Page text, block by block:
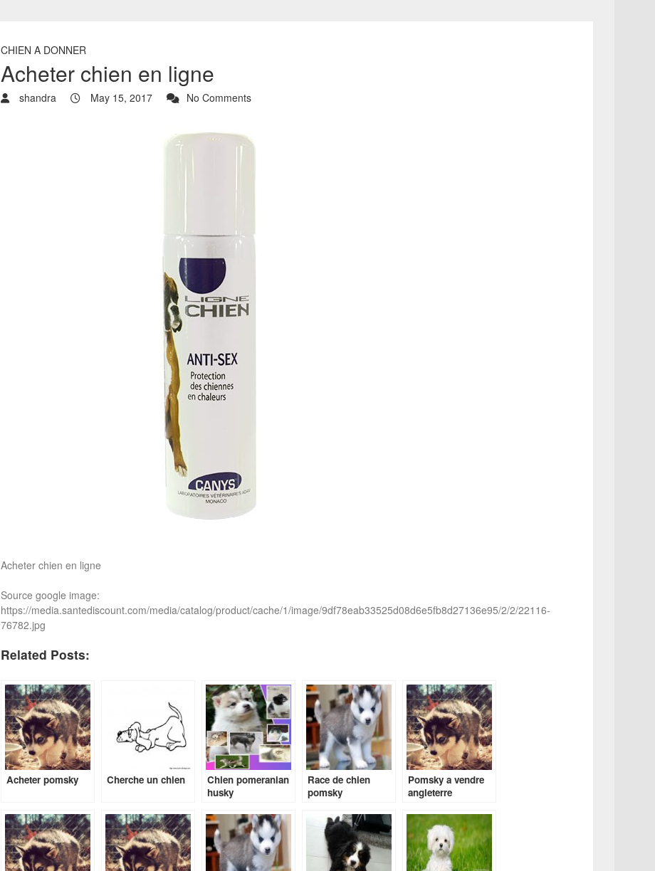
CHIEN A DONNER
Acheter chien en ligne
shandra May 15, 2017 No Comments
Acheter chien en ligne
Source google image:
https://media.santediscount.com/media/catalog/product/cache/1/image/9df78eab33525d08d6e5fb8d27136e95/2/2/22116-
76782.jpg
Related Posts:
Acheter pomsky Cherche un chien
Chien pomeranian
husky
Race de chien
pomsky
Pomsky a vendre
angleterre